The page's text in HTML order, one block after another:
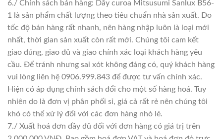
6./ Chính sách bán hàng: Dây curoa Mitsusumi Sanlux B56-
1 là sản phẩm chất lượng theo tiêu chuẩn nhà sản xuất. Do
tốc độ bán hàng rất nhanh, nên hàng nhập luôn là loại mới
nhất, thời gian sản xuất còn rất mới. Chúng tôi cam kết
giao đúng, giao đủ và giao chính xác loại khách hàng yêu
cầu. Để tránh nhưng sai xót không đáng có, quý khách hàng
vui lòng liên hệ 0906.999.843 để được tư vấn chính xác.
Hiện có áp dụng chính sách đổi cho một số hàng hoá. Tuy
nhiên do là đơn vị phân phối sỉ, giá cả rất rẻ nên chúng tôi
khó có thể xử lý đổi với các đơn hàng nhỏ lẻ.
7./ Xuất hoá đơn đầy đủ đối với đơn hàng có giá trị trên